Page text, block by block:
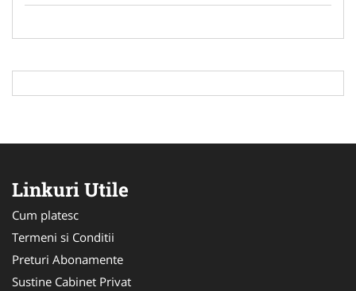
Linkuri Utile
Cum platesc
Termeni si Conditii
Preturi Abonamente
Sustine Cabinet Privat